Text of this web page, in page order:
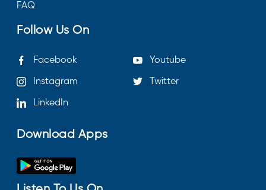
FAQ
Follow Us On
Facebook Youtube
Instagram Twitter
LinkedIn
Download Apps